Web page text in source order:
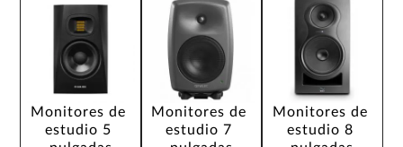
Monitores de
estudio 5
Monitores de
estudio 7
Monitores de
estudio 8